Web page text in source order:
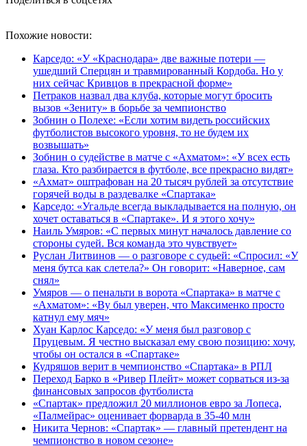
Похожие новости:
Карседо: «У «Краснодара» две важные потери —
ушедший Сперцян и травмированный Кордоба. Но у
них сейчас Кривцов в прекрасной форме»
Петраков назвал два клуба, которые могут бросить
вызов «Зениту» в борьбе за чемпионство
Зобнин о Полехе: «Если хотим видеть российских
футболистов высокого уровня, то не будем их
возвышать»
Зобнин о судействе в матче с «Ахматом»: «У всех есть
глаза. Кто разбирается в футболе, все прекрасно видят»
«Ахмат» оштрафован на 20 тысяч рублей за отсутствие
горячей воды в раздевалке «Спартака»
Карседо: «Угальде всегда выкладывается на полную, он
хочет оставаться в «Спартаке». И я этого хочу»
Наиль Умяров: «С первых минут началось давление со
стороны судей. Вся команда это чувствует»
Руслан Литвинов — о разговоре с судьей: «Спросил: «У
меня бутса как слетела?» Он говорит: «Наверное, сам
снял»
Умяров — о пенальти в ворота «Спартака» в матче с
«Ахматом»: «Ву был уверен, что Максименко просто
катнул ему мяч»
Хуан Карлос Карседо: «У меня был разговор с
Пруцевым. Я честно высказал ему свою позицию: хочу,
чтобы он остался в «Спартаке»
Кудряшов верит в чемпионство «Спартака» в РПЛ
Переход Барко в «Ривер Плейт» может сорваться из‑за
финансовых запросов футболиста
«Спартак» предложил 20 миллионов евро за Лопеса,
«Палмейрас» оценивает форварда в 35-40 млн
Никита Чернов: «Спартак» — главный претендент на
чемпионство в новом сезоне»